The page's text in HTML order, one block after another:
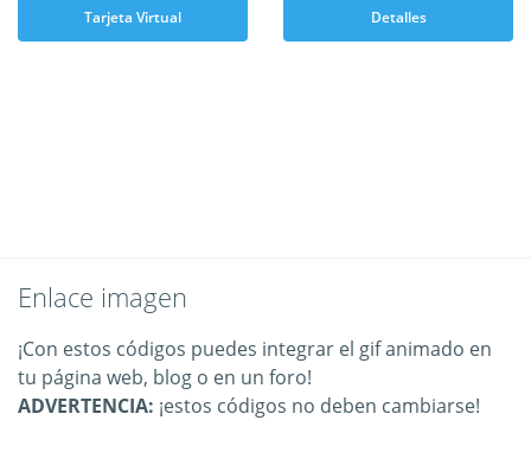
Tarjeta Virtual Detalles
Enlace imagen
¡Con estos códigos puedes integrar el gif animado en
tu página web, blog o en un foro!
ADVERTENCIA: ¡estos códigos no deben cambiarse!